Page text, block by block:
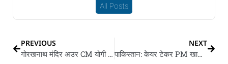
All Posts
PREVIOUS
गोरखनाथ मंदिर अउर CM योगी के बम से उड़वले के मिलल रहल धमकी
NEXT
पाकिस्तान: केयर टेकर PM खातिर पूर्व जज अजमत सईद के नाव